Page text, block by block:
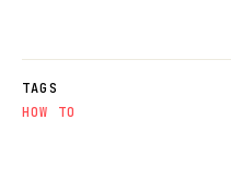
TAGS
HOW TO